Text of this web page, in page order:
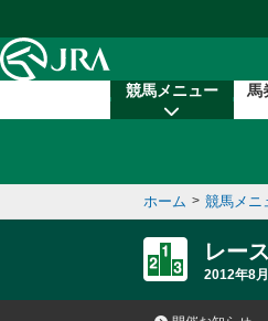
競馬メニュー 馬
ホーム > 競馬メニ
レー
2012年8